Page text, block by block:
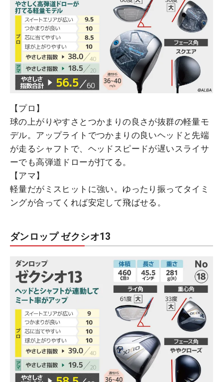
【プロ】
球の上がりやすさとつかまりの良さが抜群の軽量モ
デル。アップライトでつかまりの良いヘッドと先端
が走るシャフトで、ヘッドスピードが遅いスライサ
ーでも高弾道ドローが打てる。
【アマ】
軽量だがミスヒットに強い。ゆったり振ってタイミ
ングが合ってくれば安定して飛ばせる。
ダンロップ ゼクシオ13